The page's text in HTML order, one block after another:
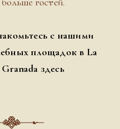
с нашими
площадок в La
здесь